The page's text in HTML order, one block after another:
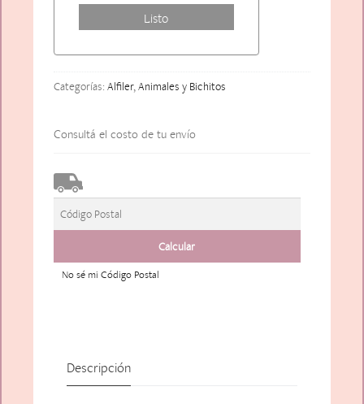
Categorías: Alfiler,Animales y Bichitos
Consultá el costo de tu envío
No sé mi Código Postal
Descripción